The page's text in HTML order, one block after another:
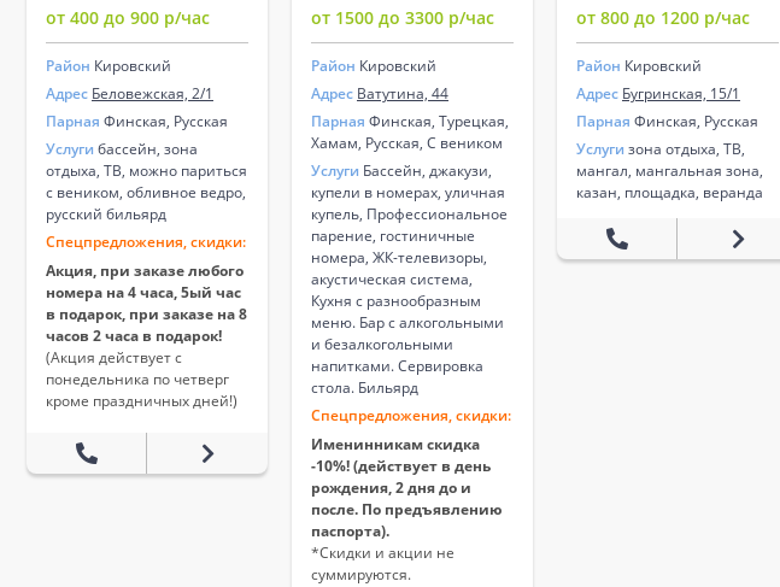
от 400 до 900 р/час
Район Кировский
Адрес Беловежская, 2/1
Парная Финская, Русская
Услуги бассейн, зона
отдыха, ТВ, можно париться
с веником, обливное ведро,
русский бильярд
Спецпредложения, скидки:
Акция, при заказе любого
номера на 4 часа, 5ый час
в подарок, при заказе на 8
часов 2 часа в подарок!
(Акция действует с
понедельника по четверг
кроме праздничных дней!)
от 1500 до 3300 р/час
Район Кировский
Адрес Ватутина, 44
Парная Финская, Турецкая,
Хамам, Русская, С веником
Услуги Бассейн, джакузи,
купели в номерах, уличная
купель, Профессиональное
парение, гостиничные
номера, ЖК-телевизоры,
акустическая система,
Кухня с разнообразным
меню. Бар с алкогольными
и безалкогольными
напитками. Сервировка
стола. Бильярд
Спецпредложения, скидки:
Именинникам скидка
-10%! (действует в день
рождения, 2 дня до и
после. По предъявлению
паспорта).
*Скидки и акции не
суммируются.
от 800 до 1200 р/час
Район Кировский
Адрес Бугринская, 15/1
Парная Финская, Русская
Услуги зона отдыха, ТВ,
мангал, мангальная зона,
казан, площадка, веранда